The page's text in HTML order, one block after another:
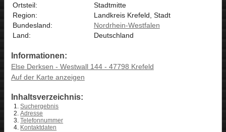
Ortsteil:
Stadtmitte
Region:
Landkreis Krefeld, Stadt
Bundesland:
Nordrhein-Westfalen
Land:
Deutschland
Informationen:
Else Derksen - Westwall 144 - 47798 Krefeld
Auf der Karte anzeigen
Inhaltsverzeichnis:
Suchergebnis
Adresse
Telefonnummer
Kontaktdaten